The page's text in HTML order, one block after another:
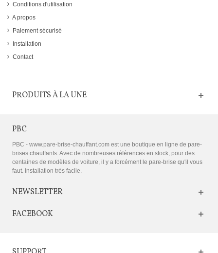
Conditions d'utilisation
A propos
Paiement sécurisé
Installation
Contact
PRODUITS À LA UNE
PBC
PBC - www.pare-brise-chauffant.com est une boutique en ligne de pare-
brises chauffants. Avec de nombreuses références en stock, pour des
centaines de modèles de voiture, il y a forcément le pare-brise qu'il vous
faut. Installation très facile.
NEWSLETTER
FACEBOOK